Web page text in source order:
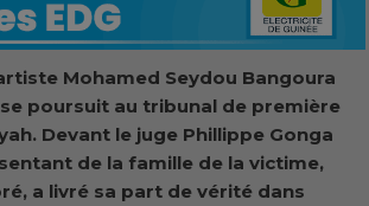
Mohamed Seydou Bangoura
poursuit au tribunal de première
Devant le juge Phillippe Gonga
de la famille de la victime,
a livré sa part de vérité dans